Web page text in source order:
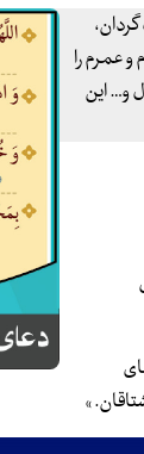
عمرم را
و… این
»